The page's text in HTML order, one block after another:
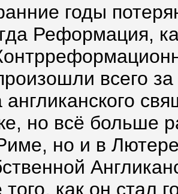
годы
Реформация,
всего
англиканского
но всё больше
но и в
того, как он стал